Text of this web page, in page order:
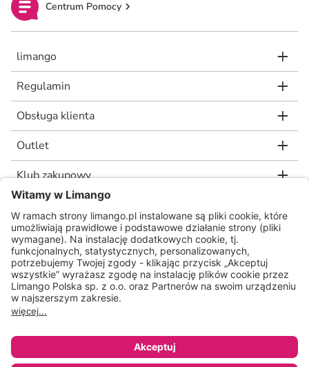
Centrum Pomocy
limango
Regulamin
Obsługa klienta
Outlet
Klub zakupowy
limango.de limango.nl